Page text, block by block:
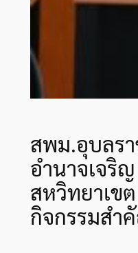
สพม.อุบลร
อำนาจเจริ
สหวิทยาเข
กิจกรรมสำ